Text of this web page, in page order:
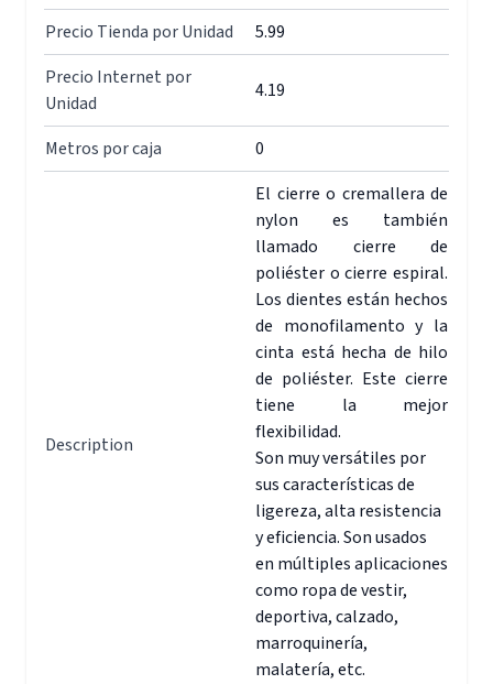
Precio Tienda por Unidad
5.99
Precio Internet por
Unidad
4.19
Metros por caja 0
Description
El cierre o cremallera de
nylon es también
llamado cierre de
poliéster o cierre espiral.
Los dientes están hechos
de monofilamento y la
cinta está hecha de hilo
de poliéster. Este cierre
tiene la mejor
flexibilidad.
Son muy versátiles por
sus características de
ligereza, alta resistencia
y eficiencia. Son usados
en múltiples aplicaciones
como ropa de vestir,
deportiva, calzado,
marroquinería,
malatería, etc.